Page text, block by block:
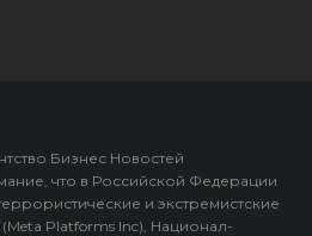
Бизнес Новостей
что в Российской Федерации
и экстремистские
Platforms Inc), Национал-